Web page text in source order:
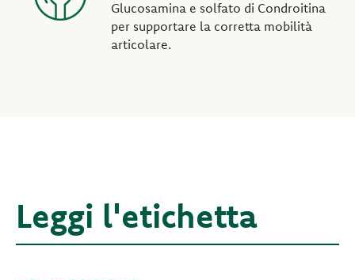
Glucosamina e solfato di Condroitina
per supportare la corretta mobilità
articolare.
Leggi l'etichetta